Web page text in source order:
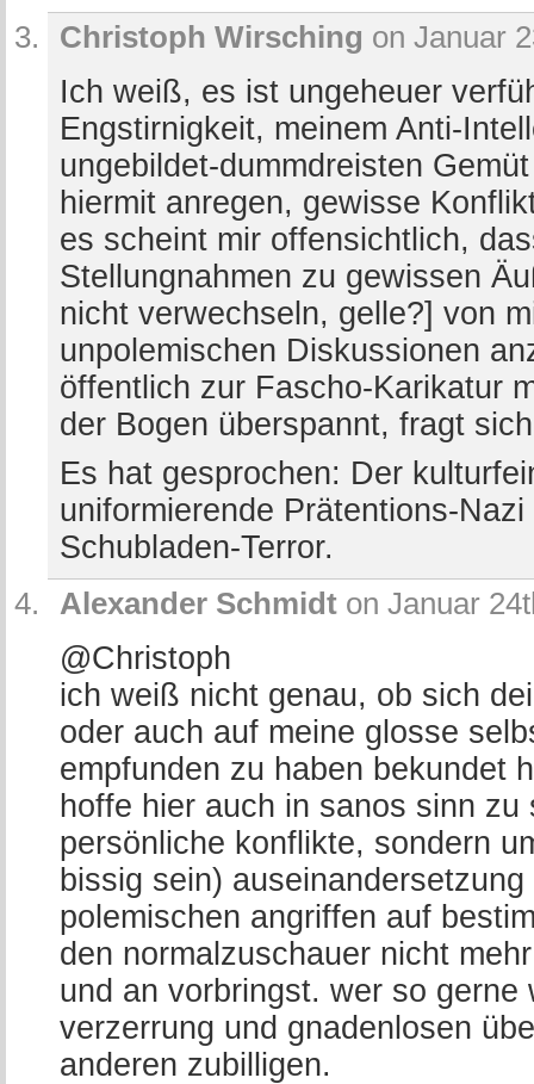
Christoph Wirsching on Januar
Ich weiß, es ist ungeheuer
Engstirnigkeit, meinem Anti-
ungebildet-dummdreisten
hiermit anregen, gewisse
es scheint mir offensichtlich,
Stellungnahmen zu gewissen
nicht verwechseln, gelle?] von
unpolemischen Diskussionen
öffentlich zur Fascho-Karikatur
der Bogen überspannt, fragt
Es hat gesprochen: Der
uniformierende Prätentions-
Schubladen-Terror.
Alexander Schmidt on Januar
@Christoph
ich weiß nicht genau, ob sich
oder auch auf meine glosse
empfunden zu haben bekundet
hoffe hier auch in sanos sinn
persönliche konflikte, sondern
bissig sein)
polemischen angriffen auf
den normalzuschauer nicht
und an vorbringst. wer so
verzerrung und gnadenlosen
anderen zubilligen.